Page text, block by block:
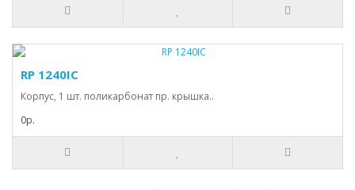
RP 1240IC
Корпус, 1 шт. поликарбонат пр. крышка..
0р.